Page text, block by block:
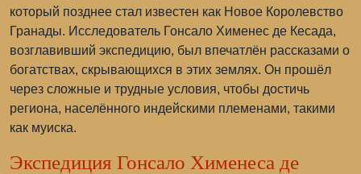
который позднее стал известен как Новое Королевство
Гранады. Исследователь Гонсало Хименес де Кесада,
возглавивший экспедицию, был впечатлён рассказами о
богатствах, скрывающихся в этих землях. Он прошёл
через сложные и трудные условия, чтобы достичь
региона, населённого индейскими племенами, такими
как муиска.
Экспедиция Гонсало Хименеса де